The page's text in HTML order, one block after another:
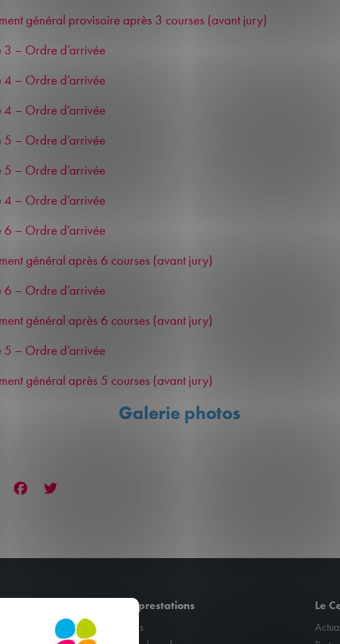
général provisoire après 3 courses (avant jury)
3 – Ordre d’arrivée
4 – Ordre d’arrivée
4 – Ordre d’arrivée
5 – Ordre d’arrivée
5 – Ordre d’arrivée
4 – Ordre d’arrivée
6 – Ordre d’arrivée
général après 6 courses (avant jury)
6 – Ordre d’arrivée
général après 6 courses (avant jury)
5 – Ordre d’arrivée
général après 5 courses (avant jury)
Galerie photos
Crozon
Nos prestations
Stages
Le